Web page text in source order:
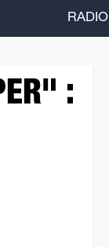
RADIO
: